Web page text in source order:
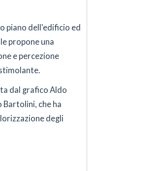
piano dell'edificio ed
propone una
e percezione
dal grafico Aldo
che ha
degli